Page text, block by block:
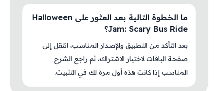
ما الخطوة التالية بعد العثور على Halloween
Jam: Scary Bus Ride؟
بعد التأكد من التطبيق والإصدار المناسب، انتقل إلى
صفحة الباقات لاختيار الاشتراك، ثم راجع الشرح
المناسب إذا كانت هذه أول مرة لك في التثبيت.